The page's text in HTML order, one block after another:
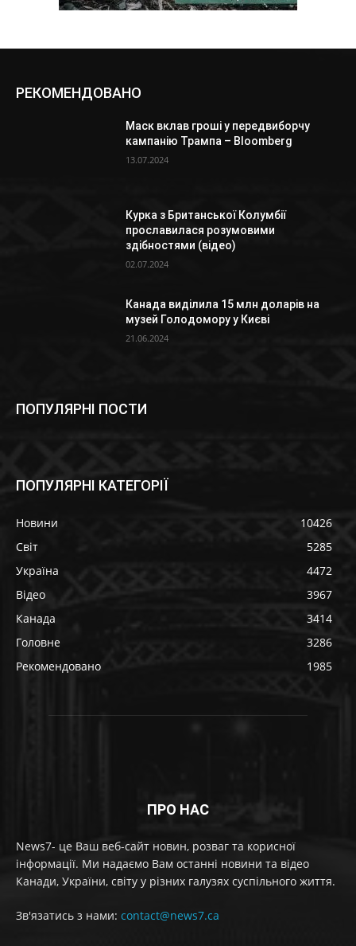
РЕКОМЕНДОВАНО
Маск вклав гроші у передвиборчу
кампанію Трампа – Bloomberg
13.07.2024
Курка з Британської Колумбії
прославилася розумовими
здібностями (відео)
02.07.2024
Канада виділила 15 млн доларів на
музей Голодомору у Києві
21.06.2024
ПОПУЛЯРНІ ПОСТИ
ПОПУЛЯРНІ КАТЕГОРІЇ
Новини
10426
Світ
5285
Україна
4472
Відео
3967
Канада
3414
Головне
3286
Рекомендовано
1985
ПРО НАС
News7- це Ваш веб-сайт новин, розваг та корисної
інформації. Ми надаємо Вам останні новини та відео
Канади, України, світу у різних галузях суспільного життя.
Зв'язатись з нами: contact@news7.ca